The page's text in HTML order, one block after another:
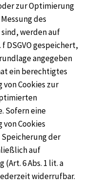
zur Optimierung
des
werden auf
DSGVO gespeichert,
angegeben
ein berechtigtes
von Cookies zur
Sofern eine
Cookies
der
auf
6 Abs. 1 lit. a
widerrufbar.